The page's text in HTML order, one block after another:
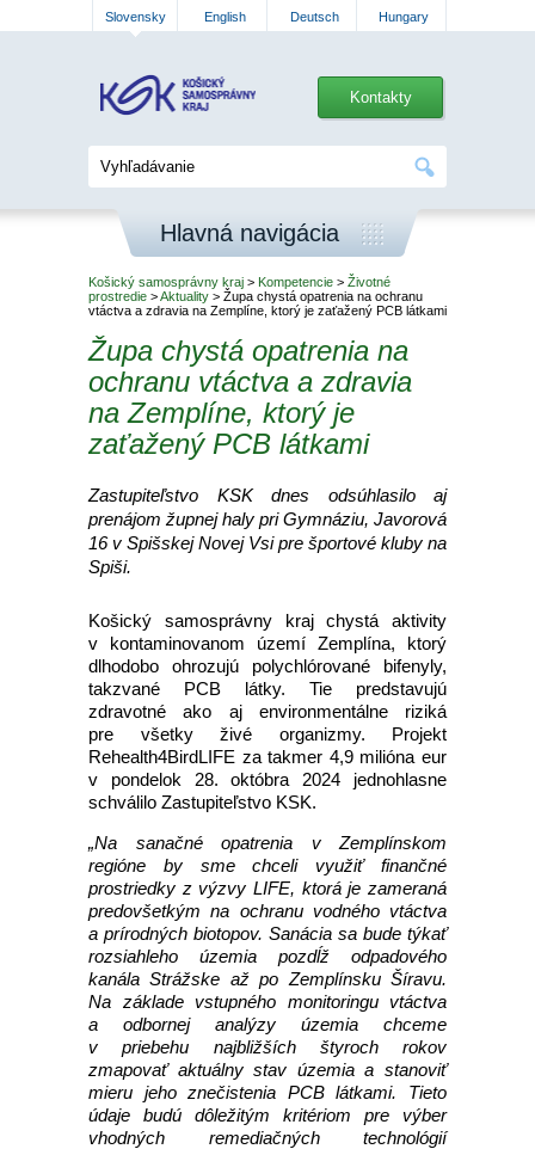
Slovensky English Deutsch Hungary
Kontakty
Hlavná navigácia
Košický samosprávny kraj > Kompetencie > Životné
prostredie >Aktuality > Župa chystá opatrenia na ochranu
vtáctva a zdravia na Zemplíne, ktorý je zaťažený PCB látkami
Župa chystá opatrenia na
ochranu vtáctva a zdravia
na Zemplíne, ktorý je
zaťažený PCB látkami
Zastupiteľstvo KSK dnes odsúhlasilo aj
prenájom župnej haly pri Gymnáziu, Javorová
16 v Spišskej Novej Vsi pre športové kluby na
Spiši.
Košický samosprávny kraj chystá aktivity
v kontaminovanom území Zemplína, ktorý
dlhodobo ohrozujú polychlórované bifenyly,
takzvané PCB látky. Tie predstavujú
zdravotné ako aj environmentálne riziká
pre všetky živé organizmy. Projekt
Rehealth4BirdLIFE za takmer 4,9 milióna eur
v pondelok 28. októbra 2024 jednohlasne
schválilo Zastupiteľstvo KSK.
„Na sanačné opatrenia v Zemplínskom
regióne by sme chceli využiť finančné
prostriedky z výzvy LIFE, ktorá je zameraná
predovšetkým na ochranu vodného vtáctva
a prírodných biotopov. Sanácia sa bude týkať
rozsiahleho územia pozdĺž odpadového
kanála Strážske až po Zemplínsku Šíravu.
Na základe vstupného monitoringu vtáctva
a odbornej analýzy územia chceme
v priebehu najbližších štyroch rokov
zmapovať aktuálny stav územia a stanoviť
mieru jeho znečistenia PCB látkami. Tieto
údaje budú dôležitým kritériom pre výber
vhodných remediačných technológií